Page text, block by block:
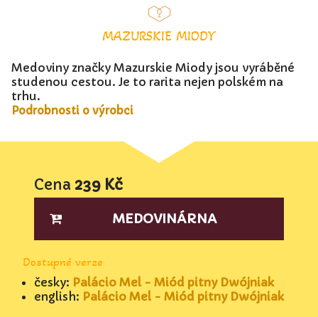
MAZURSKIE MIODY
Medoviny značky Mazurskie Miody jsou vyráběné
studenou cestou. Je to rarita nejen polském na
trhu.
Podrobnosti o výrobci
Cena 239 Kč
MEDOVINÁRNA
Dostupné verze
česky: Palácio Mel - Miód pitny Dwójniak
english: Palácio Mel - Miód pitny Dwójniak